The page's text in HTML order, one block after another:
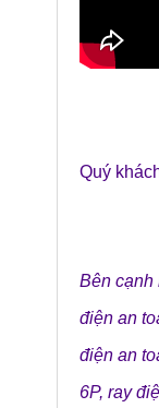
Quý
Bên cạnh
điện an
điện an
6P, ray